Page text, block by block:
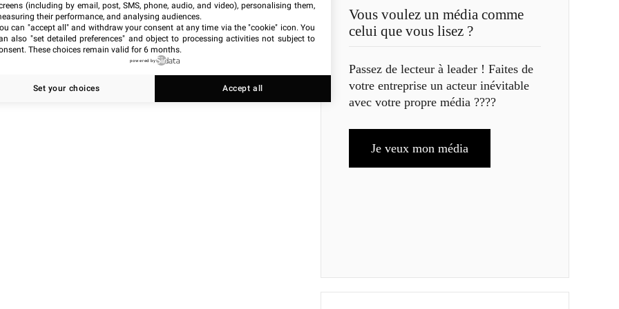
Vous voulez un média comme
celui que vous lisez ?
Passez de lecteur à leader ! Faites de
votre entreprise un acteur inévitable
avec votre propre média ????
Je veux mon média
(including by email, post, SMS, phone, audio, and video), personalising them,
their performance, and analysing audiences.
can "accept all" and withdraw your consent at any time via the "cookie" icon. You
also "set detailed preferences" and object to processing activities not subject to
These choices remain valid for 6 months.
powered by
Set your choices Accept all